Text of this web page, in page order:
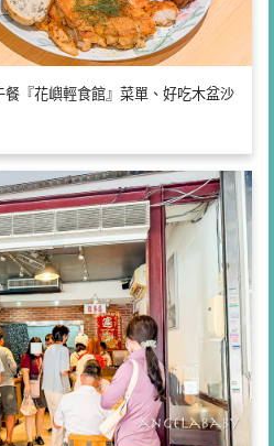
『花嶼輕食館』菜單、好吃木盆沙